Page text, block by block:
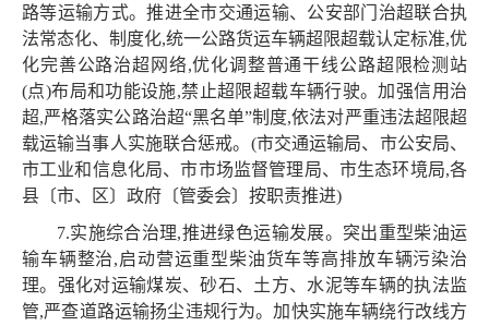
路等运输方式。推进全市交通运输、公安部门治超联合执
法常态化、制度化,统一公路货运车辆超限超载认定标准,优
化完善公路治超网络,优化调整普通干线公路超限检测站
(点)布局和功能设施,禁止超限超载车辆行驶。加强信用治
超,严格落实公路治超“黑名单”制度,依法对严重违法超限超
载运输当事人实施联合惩戒。(市交通运输局、市公安局、
市工业和信息化局、市市场监督管理局、市生态环境局,各
县〔市、区〕政府〔管委会〕按职责推进)
7.实施综合治理,推进绿色运输发展。突出重型柴油运
输车辆整治,启动营运重型柴油货车等高排放车辆污染治
理。强化对运输煤炭、砂石、土方、水泥等车辆的执法监
管,严查道路运输扬尘违规行为。加快实施车辆绕行改线方